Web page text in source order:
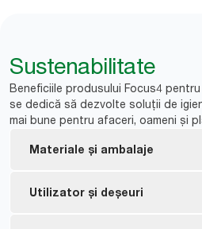
Sustenabilitate
Beneficiile produsului Focus4
se dedică să dezvolte soluții de
mai bune pentru afaceri, oameni și
Materiale și ambalaje
Etichetat FSC® - fabricat din
Utilizator și deșeuri